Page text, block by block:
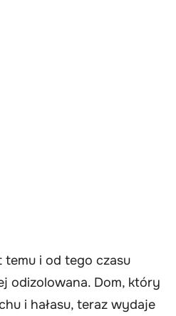
temu i od tego czasu
odizolowana. Dom, który
i hałasu, teraz wydaje